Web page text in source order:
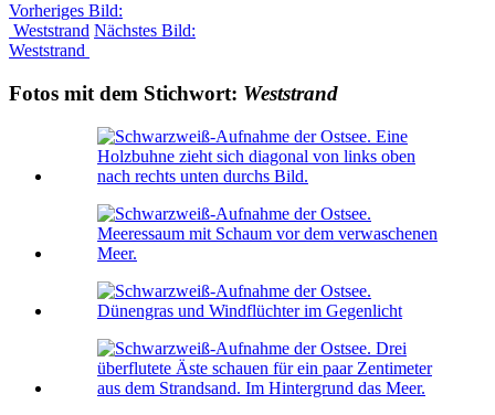
Vorheriges Bild:
Weststrand Nächstes Bild:
Weststrand
Fotos mit dem Stichwort: Weststrand